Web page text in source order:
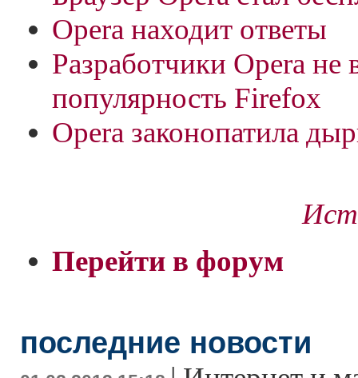
Opera находит ответы
Разработчики Opera не
популярность Firefox
Opera законопатила
Перейти в форум
последние новости